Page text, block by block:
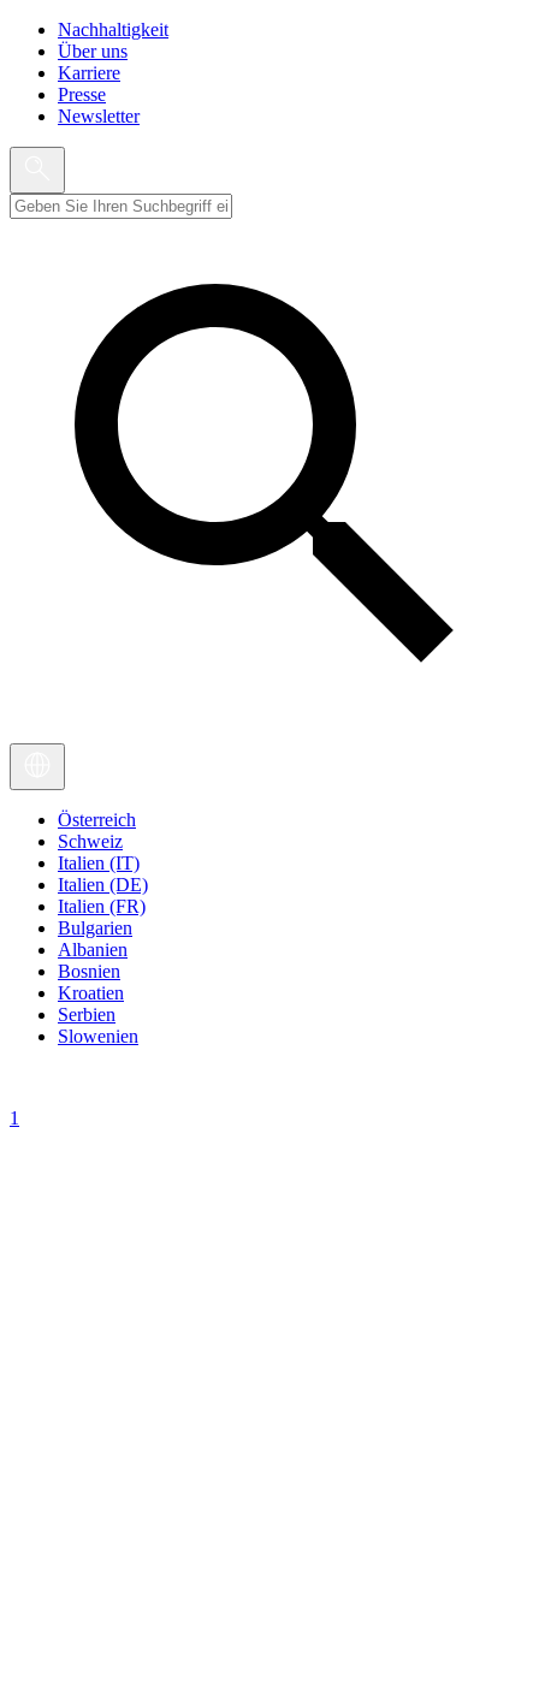
Nachhaltigkeit
Über uns
Karriere
Presse
Newsletter
Österreich
Schweiz
Italien (IT)
Italien (DE)
Italien (FR)
Bulgarien
Albanien
Bosnien
Kroatien
Serbien
Slowenien
1